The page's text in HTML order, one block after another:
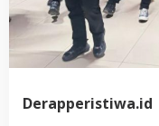
Derapperistiwa.id